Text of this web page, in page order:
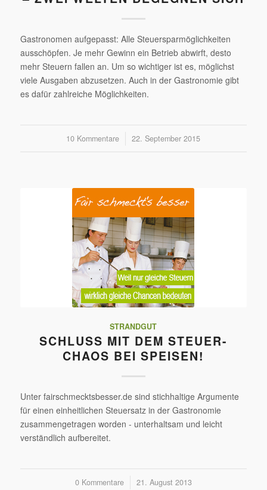
Gastronomen aufgepasst: Alle Steuersparmöglichkeiten
ausschöpfen. Je mehr Gewinn ein Betrieb abwirft, desto
mehr Steuern fallen an. Um so wichtiger ist es, möglichst
viele Ausgaben abzusetzen. Auch in der Gastronomie gibt
es dafür zahlreiche Möglichkeiten.
10 Kommentare
/ 22. September 2015
STRANDGUT
SCHLUSS MIT DEM STEUER-
CHAOS BEI SPEISEN!
Unter fairschmecktsbesser.de sind stichhaltige Argumente
für einen einheitlichen Steuersatz in der Gastronomie
zusammengetragen worden - unterhaltsam und leicht
verständlich aufbereitet.
0 Kommentare
/ 21. August 2013